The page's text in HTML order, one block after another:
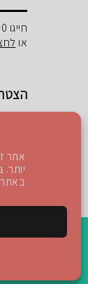
אתר
באתר
חייגו 1-700-70-4000
או